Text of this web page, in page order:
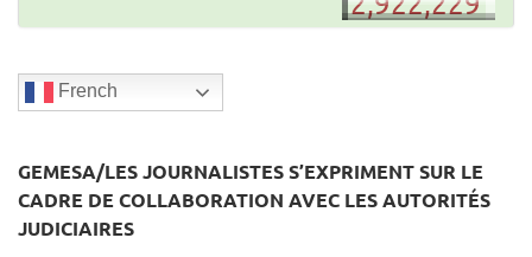
French
GEMESA/LES JOURNALISTES S’EXPRIMENT SUR LE
CADRE DE COLLABORATION AVEC LES AUTORITÉS
JUDICIAIRES